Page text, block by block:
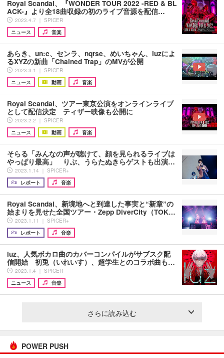
Royal Scandal、『WONDER TOUR 2022 -RED & BL
ACK-』より全18曲収録の初のライブ音源を配信…
2023.4.7 ｜ SPICER
ニュース
音楽
あらき、un:c、センラ、nqrse、めいちゃん、luzによ
るXYZの新曲「Chained Trap」のMVが公開
2023.3.1 ｜ SPICER
ニュース
動画 音楽
Royal Scandal、ツアー東京公演をオンラインライブ
として配信決定 ティザー映像も公開に
2023.2.2 ｜ SPICER
ニュース
動画 音楽
そらる「みんなの声が聴けて、顔を見られるライブは
やっぱり最高」 りぶ、うらたぬきらゲストも出演…
2023.1.14 ｜ SPICER+
レポート
音楽
Royal Scandal、新境地へと到達した事実と“新章”の
始まりを見せた全国ツアー・Zepp DiverCity（TOK…
2023.1.11 ｜ SPICER+
レポート
音楽
luz、人気ボカロ曲のカバーコンパイルがサブスク配
信開始 初兎（いれいす）、超学生とのコラボ曲も…
2023.1.4 ｜ SPICER
ニュース
音楽
さらに読み込む
POWER PUSH